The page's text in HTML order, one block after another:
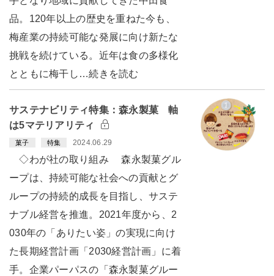
品。120年以上の歴史を重ねた今も、
梅産業の持続可能な発展に向け新たな
挑戦を続けている。近年は食の多様化
とともに梅干し…続きを読む
サステナビリティ特集：森永製菓 軸
は5マテリアリティ
菓子 特集 2024.06.29
◇わが社の取り組み 森永製菓グル
ープは、持続可能な社会への貢献とグ
ループの持続的成長を目指し、サステ
ナブル経営を推進。2021年度から、2
030年の「ありたい姿」の実現に向け
た長期経営計画「2030経営計画」に着
手。企業パーパスの「森永製菓グルー